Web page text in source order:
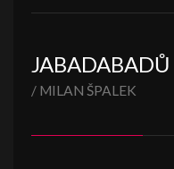
JABADABADŮ
/ MILAN ŠPALEK